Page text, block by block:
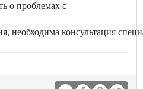
о проблемах с
необходима консультация